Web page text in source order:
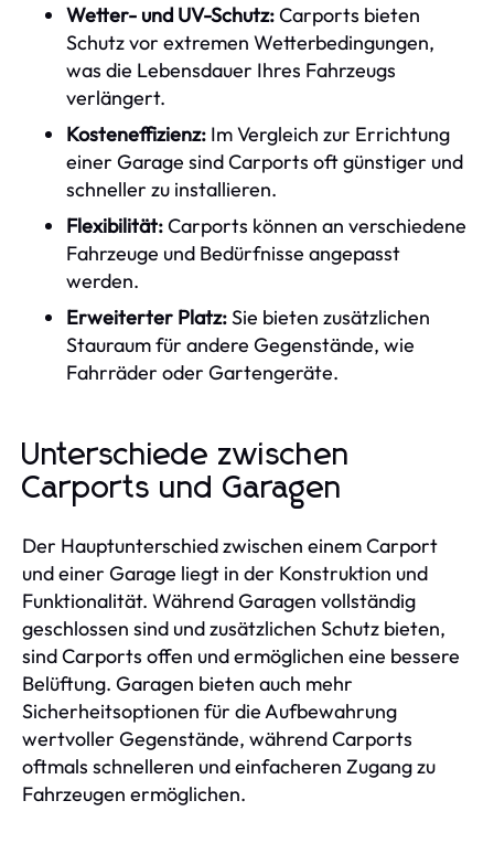
Wetter- und UV-Schutz:Carports bieten
Schutz vor extremen Wetterbedingungen,
was die Lebensdauer Ihres Fahrzeugs
verlängert.
Kosteneffizienz: Im Vergleich zur Errichtung
einer Garage sind Carports oft günstiger und
schneller zu installieren.
Flexibilität:Carports können an verschiedene
Fahrzeuge und Bedürfnisse angepasst
werden.
Erweiterter Platz:Sie bieten zusätzlichen
Stauraum für andere Gegenstände, wie
Fahrräder oder Gartengeräte.
Unterschiede zwischen
Carports und Garagen
Der Hauptunterschied zwischen einem Carport
und einer Garage liegt in der Konstruktion und
Funktionalität. Während Garagen vollständig
geschlossen sind und zusätzlichen Schutz bieten,
sind Carports offen und ermöglichen eine bessere
Belüftung. Garagen bieten auch mehr
Sicherheitsoptionen für die Aufbewahrung
wertvoller Gegenstände, während Carports
oftmals schnelleren und einfacheren Zugang zu
Fahrzeugen ermöglichen.